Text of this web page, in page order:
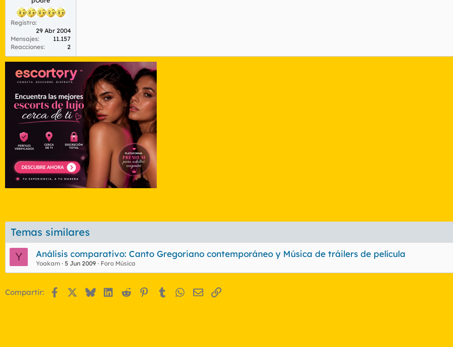
Registro
29 Abr 2004
Mensajes
11.157
Reacciones
2
Temas similares
Y
Análisis comparativo: Canto Gregoriano contemporáneo y Música de tráilers de película
Yoakam 5 Jun 2009 Foro Música
Compartir: FacebookBlueskyLinkedIn
Reddit Pinterest
Tumblr WhatsApp
EmailEnlace